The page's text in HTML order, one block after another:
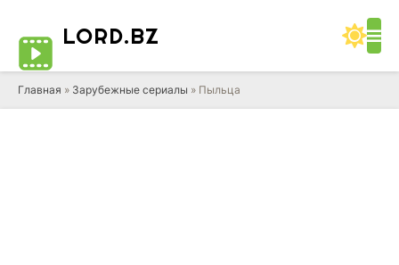
LORD.BZ
Главная » Зарубежные сериалы » Пыльца